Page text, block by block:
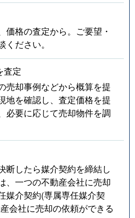
価格の査定から。ご要望・
ださい。
査定
売却事例などから概算を提
地を確認し、査定価格を提
必要に応じて売却物件を調
断したら媒介契約を締結し
、一つの不動産会社に売却
媒介契約(専属専任媒介契
会社に売却の依頼ができる